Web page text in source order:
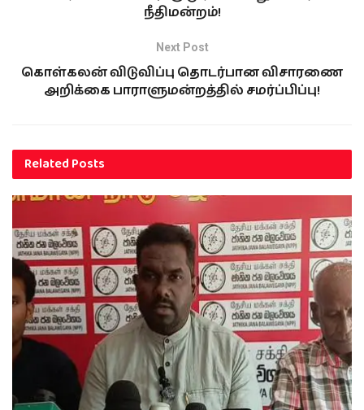
நீதிமன்றம்!
Next Post
கொள்கலன் விடுவிப்பு தொடர்பான விசாரணை
அறிக்கை பாராளுமன்றத்தில் சமர்ப்பிப்பு!
RelatedPosts